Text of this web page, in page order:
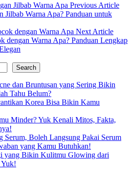
Previous Article
Jilbab Warna Apa? Panduan untuk
Next ArticleNext
Post:
dengan Warna Apa? Panduan Lengkap
Search
dan Bruntusan yang Sering Bikin
Tahu Belum?
Korea Bisa Bikin Kamu
Minder? Yuk Kenali Mitos, Fakta,
Serum, Boleh Langsung Pakai Serum
yang Kamu Butuhkan!
yang Bikin Kulitmu Glowing dari
Yuk!